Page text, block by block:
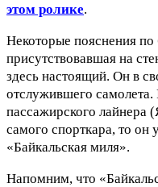
этом ролике.
Некоторые пояснения по
присутствовавшая на
здесь настоящий. Он в
отслужившего самолета.
пассажирского лайнера
самого спорткара, то он
«Байкальская миля».
Напомним, что